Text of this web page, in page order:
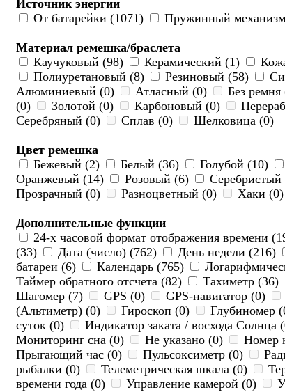
Источник энергии
От батарейки (1071)
Пружинный
Материал ремешка/браслета
Каучуковый (98)
Керамический (1)
Полиуретановый (8)
Резиновый (58)
Алюминиевый (0)
Атласный (0) Без ремня
(0)
Золотой (0) Карбоновый (0)
Серебряный (0)
Сплав (0) Шелковица (0)
Цвет ремешка
Бежевый (2)
Белый (36) Голубой (10)
Оранжевый (14)
Розовый (6) Серебристый
Прозрачный (0)
Разноцветный (0) Хаки (0)
Дополнительные функции
24-х часовой формат отображения времени
(33)
Дата (число) (762) День недели (216)
батареи (6)
Календарь (765)
Таймер обратного отсчета (82)
Тахиметр (36)
Шагомер (7)
GPS (0) GPS-навигатор (0)
(Альтиметр) (0)
Гироскоп (0) Глубиномер
суток (0)
Индикатор заката / восхода Солнца
Мониторинг сна (0)
Не указано (0) Номер
Прыгающий час (0)
Пульсоксиметр (0)
рыбалки (0)
Телеметрическая шкала (0)
времени года (0)
Управление камерой (0)